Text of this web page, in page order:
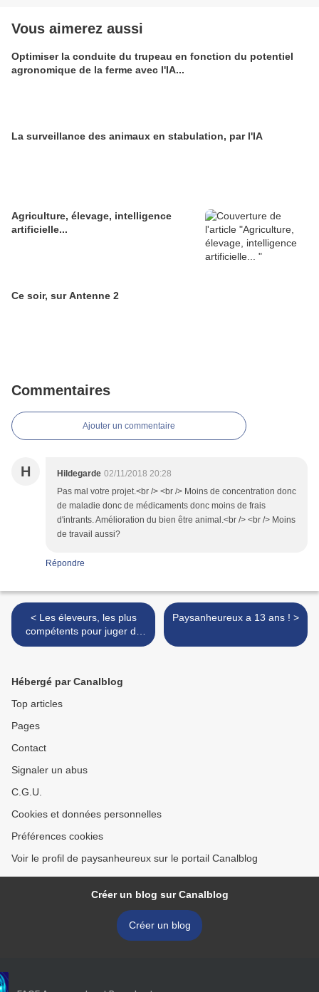
Vous aimerez aussi
Optimiser la conduite du trupeau en fonction du potentiel
agronomique de la ferme avec l'IA...
La surveillance des animaux en stabulation, par l'IA
Agriculture, élevage, intelligence
artificielle...
Ce soir, sur Antenne 2
Commentaires
Ajouter un commentaire
H Hildegarde 02/11/2018 20:28
Pas mal votre projet.<br /> <br /> Moins de concentration donc
de maladie donc de médicaments donc moins de frais
d'intrants. Amélioration du bien être animal.<br /> <br /> Moins
de travail aussi?
Répondre
< Les éleveurs, les plus
compétents pour juger du
bien-être animal ...
Paysanheureux a 13 ans ! >
Hébergé par Canalblog
Top articles
Pages
Contact
Signaler un abus
C.G.U.
Cookies et données personnelles
Préférences cookies
Voir le profil de paysanheureux sur le portail Canalblog
Créer un blog sur Canalblog
Créer un blog